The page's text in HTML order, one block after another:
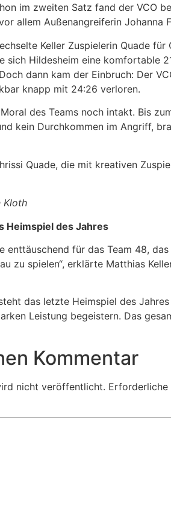
im zweiten Satz fand der VCO
allem Außenangreiferin
Keller Zuspielerin Quade
sich Hildesheim eine komfortable
dann kam der Einbruch: Der
knapp mit 24:26 verloren.
des Teams noch intakt. Bis
kein Durchkommen im Angriff,
Quade, die mit kreativen
Kloth
Heimspiel des Jahres
enttäuschend für das Team 48,
zu spielen“, erklärte Matthias
das letzte Heimspiel des
Leistung begeistern. Das
Kommentar
nicht veröffentlicht. Erforderliche